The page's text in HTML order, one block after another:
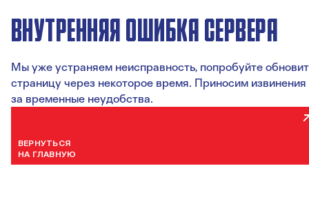
ВНУТРЕННЯЯ ОШИБКА СЕРВЕРА
Мы уже устраняем неисправность, попробуйте
страницу через некоторое время. Приносим извинения
за временные неудобства.
ВЕРНУТЬСЯ
НА ГЛАВНУЮ